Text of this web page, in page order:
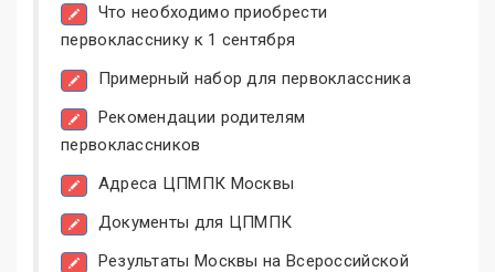
Что необходимо приобрести
первокласснику к 1 сентября
Примерный набор для первоклассника
Рекомендации родителям
первоклассников
Адреса ЦПМПК Москвы
Документы для ЦПМПК
Результаты Москвы на Всероссийской